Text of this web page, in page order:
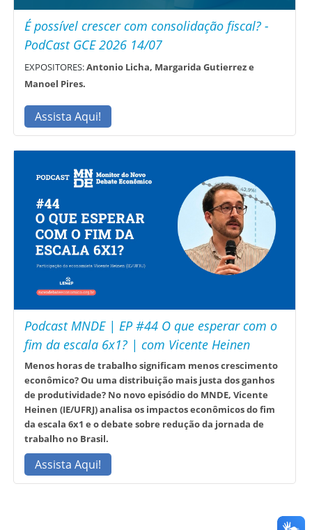
É possível crescer com consolidação fiscal? -
PodCast GCE 2026 14/07
EXPOSITORES:Antonio Licha, Margarida Gutierrez e
Manoel Pires.
Assista Aqui!
Podcast MNDE | EP #44 O que esperar com o
fim da escala 6x1? | com Vicente Heinen
Menos horas de trabalho significam menos crescimento
econômico? Ou uma distribuição mais justa dos ganhos
de produtividade? No novo episódio do MNDE, Vicente
Heinen (IE/UFRJ) analisa os impactos econômicos do fim
da escala 6x1 e o debate sobre redução da jornada de
trabalho no Brasil.
Assista Aqui!